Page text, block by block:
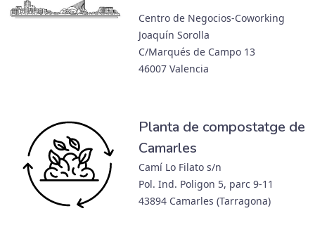
Centro de Negocios-Coworking
Joaquín Sorolla
C/Marqués de Campo 13
46007 Valencia
Planta de compostatge de
Camarles
Camí Lo Filato s/n
Pol. Ind. Poligon 5, parc 9-11
43894 Camarles (Tarragona)